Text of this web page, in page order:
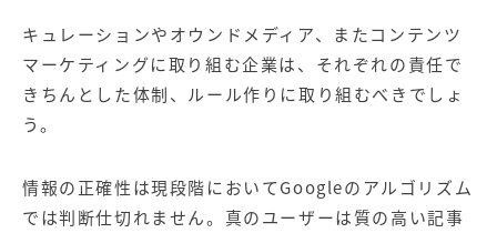
キュレーションやオウンドメディア、またコンテンツ
マーケティングに取り組む企業は、それぞれの責任で
きちんとした体制、ルール作りに取り組むべきでしょ
う。
情報の正確性は現段階においてGoogleのアルゴリズム
では判断仕切れません。真のユーザーは質の高い記事